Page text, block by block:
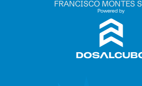
FRANCISCO MONTES